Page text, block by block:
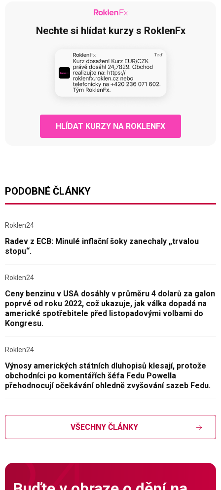
Nechte si hlídat kurzy s RoklenFx
HLÍDAT KURZY NA ROKLENFX
PODOBNÉ ČLÁNKY
Roklen24
Radev z ECB: Minulé inflační šoky zanechaly „trvalou
stopu“.
Roklen24
Ceny benzinu v USA dosáhly v průměru 4 dolarů za galon
poprvé od roku 2022, což ukazuje, jak válka dopadá na
americké spotřebitele před listopadovými volbami do
Kongresu.
Roklen24
Výnosy amerických státních dluhopisů klesají, protože
obchodníci po komentářích šéfa Fedu Powella
přehodnocují očekávání ohledně zvyšování sazeb Fedu.
VŠECHNY ČLÁNKY